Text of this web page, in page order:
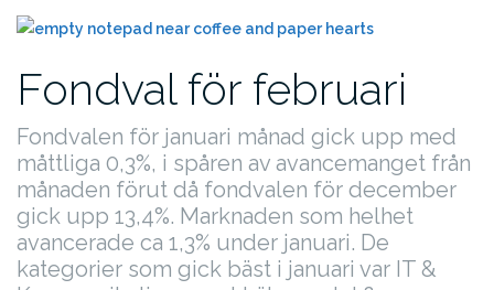
Fondval för februari
Fondvalen för januari månad gick upp med
måttliga 0,3%, i spåren av avancemanget från
månaden förut då fondvalen för december
gick upp 13,4%. Marknaden som helhet
avancerade ca 1,3% under januari. De
kategorier som gick bäst i januari var IT &